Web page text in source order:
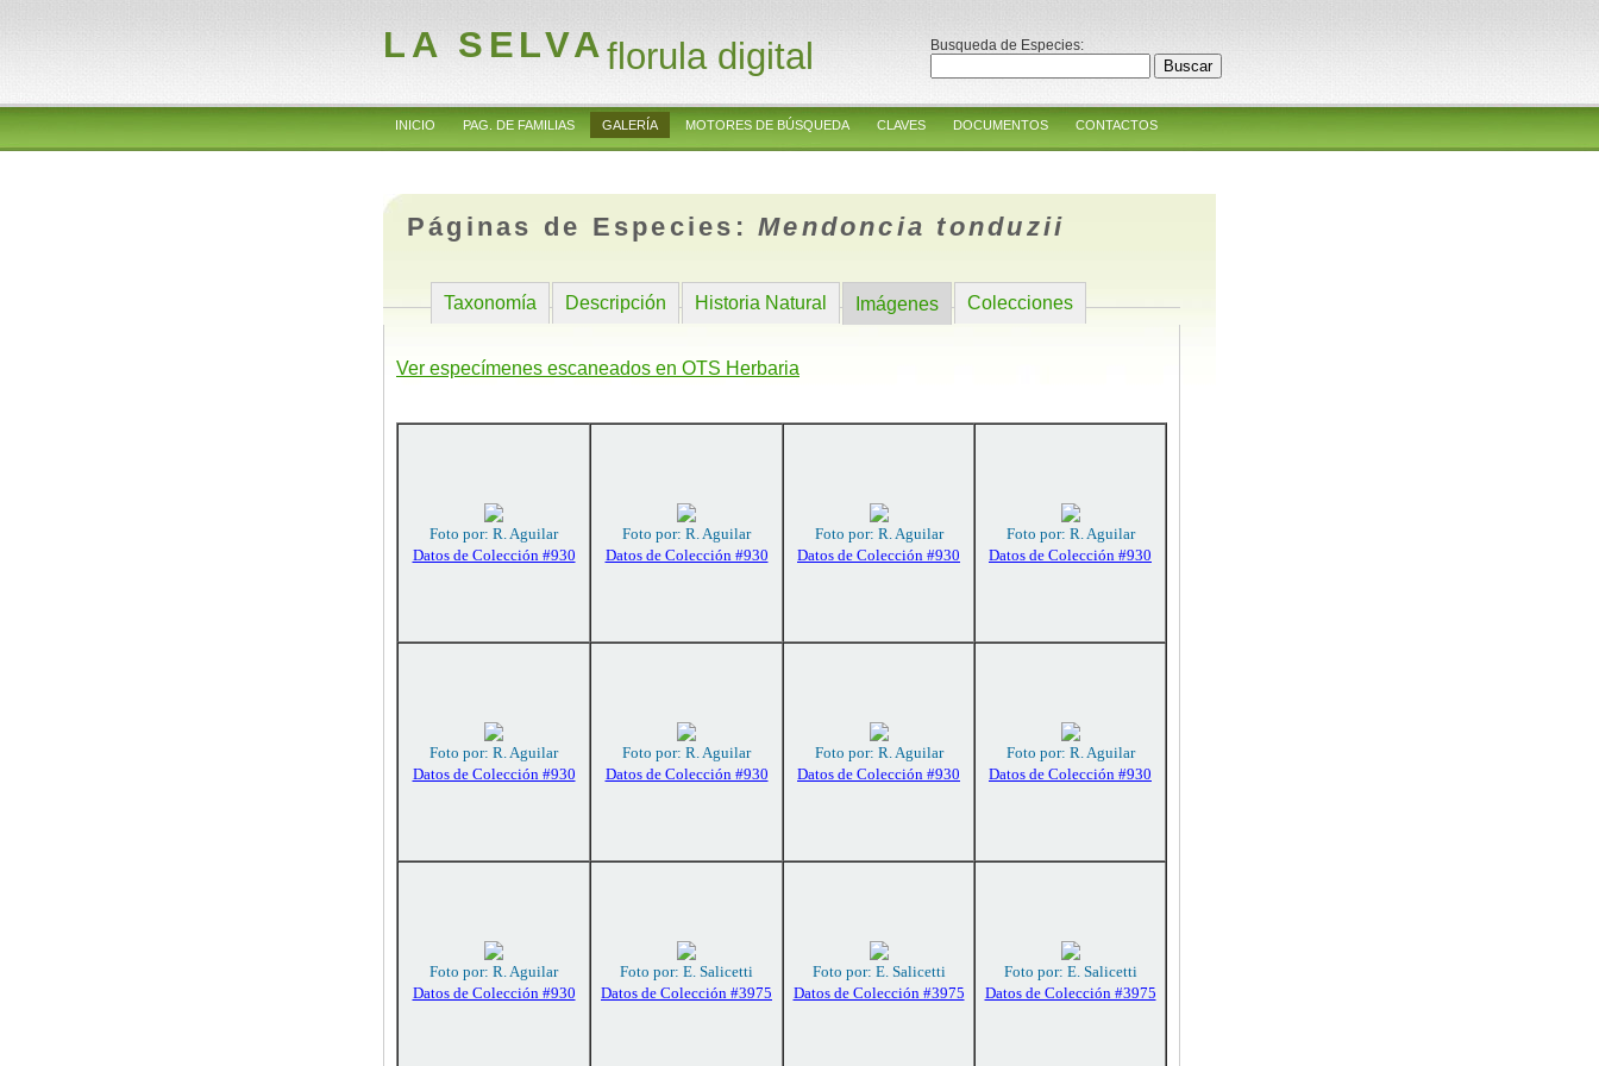
LA SELVAflorula digital Busqueda de Especies:
INICIO PAG. DE FAMILIAS GALERÍA MOTORES DE BÚSQUEDA CLAVES DOCUMENTOS CONTACTOS
Páginas de Especies:Mendoncia tonduzii
Taxonomía Descripción Historia Natural Imágenes Colecciones
Ver especímenes escaneados en OTS Herbaria
Foto por: R. Aguilar
Datos de Colección #930
Foto por: R. Aguilar
Datos de Colección #930
Foto por: R. Aguilar
Datos de Colección #930
Foto por: R. Aguilar
Datos de Colección #930
Foto por: R. Aguilar
Datos de Colección #930
Foto por: R. Aguilar
Datos de Colección #930
Foto por: R. Aguilar
Datos de Colección #930
Foto por: R. Aguilar
Datos de Colección #930
Foto por: R. Aguilar
Datos de Colección #930
Foto por: E. Salicetti
Datos de Colección #3975
Foto por: E. Salicetti
Datos de Colección #3975
Foto por: E. Salicetti
Datos de Colección #3975